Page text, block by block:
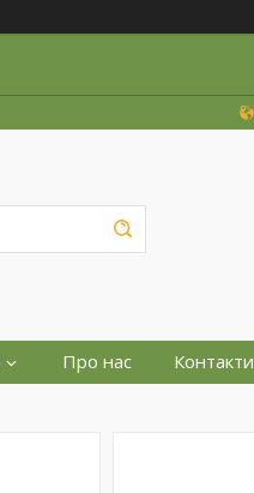
Про нас Контакти